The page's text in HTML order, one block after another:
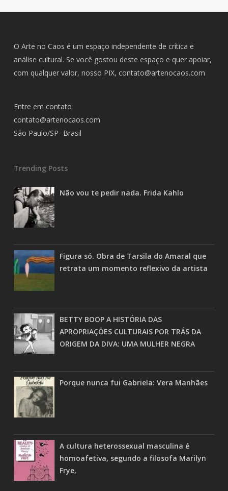
O Arte no Caos é um espaço independente de crítica e
análise cultural. Se você gostou deste espaço e quer apoiar,
com qualquer valor, nosso PIX, contato@artenocaos.com
Entre em contato
contato@artenocaos.com
São Paulo/SP- Brasil
Trending Posts
Não vou te pedir nada. Frida Kahlo
Figura só. Obra de Tarsila do Amaral que
retrata um momento reflexivo da artista
BETTY BOOP A HISTÓRIA DAS
APROPRIAÇÕES CULTURAIS POR TRÁS DA
ORIGEM DA DIVA: UMA MULHER NEGRA
Porque nunca fui Gabriela: Vera Manhães
A cultura heterossexual masculina é
homoafetiva, segundo a filosofa Marilyn
Frye,